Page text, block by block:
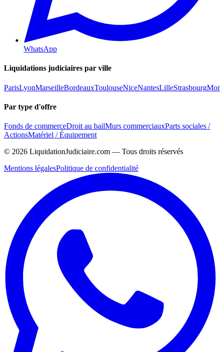
WhatsApp
Liquidations judiciaires par ville
ParisLyonMarseilleBordeauxToulouseNiceNantesLilleStrasbourg
Par type d'offre
Fonds de commerceDroit au bailMurs commerciauxParts sociales /
ActionsMatériel / Équipement
© 2026 LiquidationJudiciaire.com — Tous droits réservés
Mentions légalesPolitique de confidentialité